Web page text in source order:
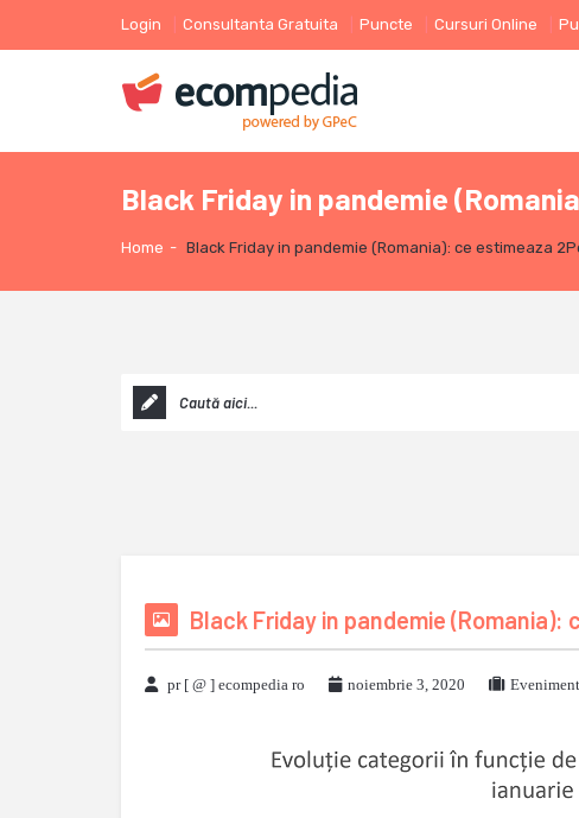
Login Consultanta Gratuita Puncte Cursuri Online
Black Friday in pandemie
Home - Black Friday in pandemie (Romania): ce estimeaza
Black Friday in pandemie
pr [ @ ] ecompedia ro noiembrie 3, 2020